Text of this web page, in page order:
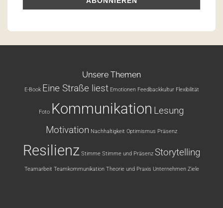
Unsere Themen
E-Book Eine Straße liest Emotionen Feedbackkultur Flexibilität
Foto Kommunikation Lesung
Motivation Nachhaltigkeit Optimismus Präsenz
Resilienz Stimme Stimme und Präsenz Storytelling
Teamarbeit Teamkommunikation Theorie und Praxis Unternehmen Ziele